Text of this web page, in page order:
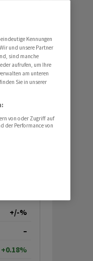
+/-%
–
+0.18%
Kennungen
und unsere Partner
sind manche
aufrufen, um Ihre
am unteren
Sie in unserer
von oder Zugriff auf
der Performance von